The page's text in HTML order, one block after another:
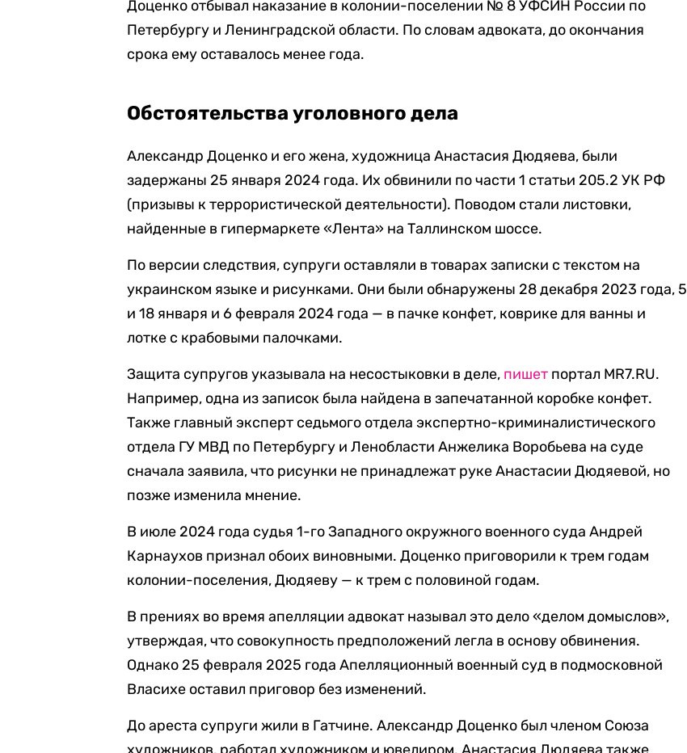
Доценко отбывал наказание в колонии-поселении № 8 УФСИН России по
Петербургу и Ленинградской области. По словам адвоката, до окончания
срока ему оставалось менее года.
Обстоятельства уголовного дела
Александр Доценко и его жена, художница Анастасия Дюдяева, были
задержаны 25 января 2024 года. Их обвинили по части 1 статьи 205.2 УК РФ
(призывы к террористической деятельности). Поводом стали листовки,
найденные в гипермаркете «Лента» на Таллинском шоссе.
По версии следствия, супруги оставляли в товарах записки с текстом на
украинском языке и рисунками. Они были обнаружены 28 декабря 2023 года, 5
и 18 января и 6 февраля 2024 года — в пачке конфет, коврике для ванны и
лотке с крабовыми палочками.
Защита супругов указывала на несостыковки в деле, пишет портал MR7.RU.
Например, одна из записок была найдена в запечатанной коробке конфет.
Также главный эксперт седьмого отдела экспертно-криминалистического
отдела ГУ МВД по Петербургу и Ленобласти Анжелика Воробьева на суде
сначала заявила, что рисунки не принадлежат руке Анастасии Дюдяевой, но
позже изменила мнение.
В июле 2024 года судья 1-го Западного окружного военного суда Андрей
Карнаухов признал обоих виновными. Доценко приговорили к трем годам
колонии-поселения, Дюдяеву — к трем с половиной годам.
В прениях во время апелляции адвокат называл это дело «делом домыслов»,
утверждая, что совокупность предположений легла в основу обвинения.
Однако 25 февраля 2025 года Апелляционный военный суд в подмосковной
Власихе оставил приговор без изменений.
До ареста супруги жили в Гатчине. Александр Доценко был членом Союза